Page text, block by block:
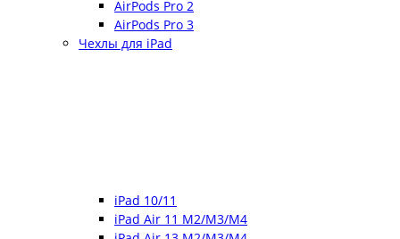
AirPods Pro 2
AirPods Pro 3
Чехлы для iPad
iPad 10/11
iPad Air 11 M2/M3/M4